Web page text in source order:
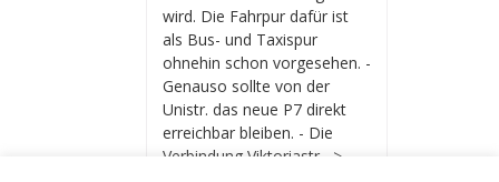
wird. Die Fahrpur dafür ist
als Bus- und Taxispur
ohnehin schon vorgesehen. -
Genauso sollte von der
Unistr. das neue P7 direkt
erreichbar bleiben. - Die
Verbindung Viktoriastr. ->